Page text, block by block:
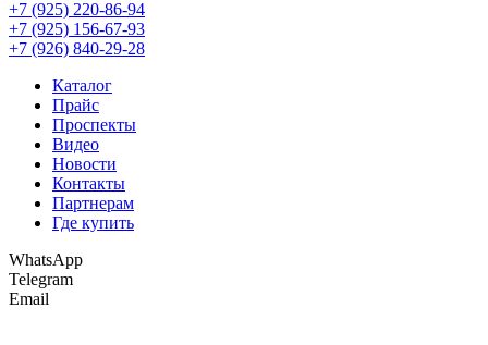
+7 (925) 220-86-94
+7 (925) 156-67-93
+7 (926) 840-29-28
Каталог
Прайс
Проспекты
Видео
Новости
Контакты
Партнерам
Где купить
WhatsApp
Telegram
Email